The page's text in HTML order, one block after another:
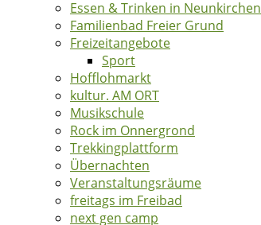
Essen & Trinken in Neunkirchen
Familienbad Freier Grund
Freizeitangebote
Sport
Hofflohmarkt
kultur. AM ORT
Musikschule
Rock im Onnergrond
Trekkingplattform
Übernachten
Veranstaltungsräume
freitags im Freibad
next gen camp